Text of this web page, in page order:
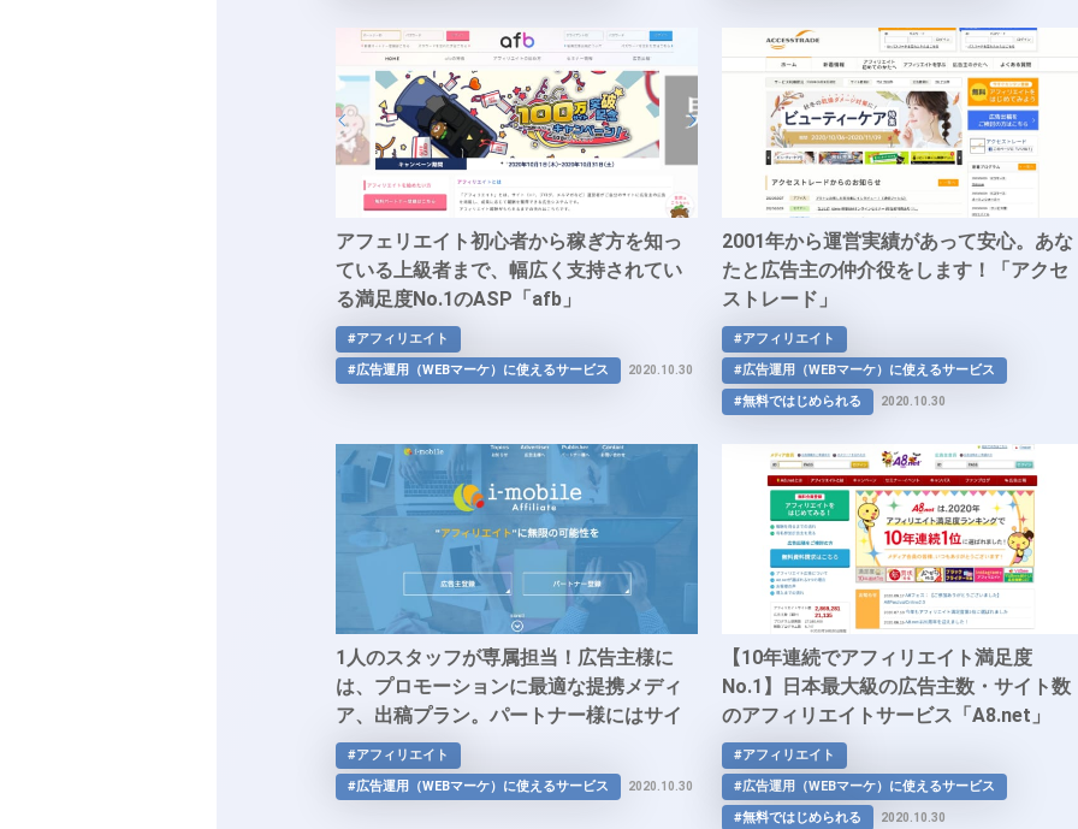
アフェリエイト初心者から稼ぎ方を知っ
ている上級者まで、幅広く支持されてい
る満足度No.1のASP「afb」
#アフィリエイト
#広告運用（WEBマーケ）に使えるサービス
2020.10.30
2001年から運営実績があって安心。あな
たと広告主の仲介役をします！「アクセ
ストレード」
#アフィリエイト
#広告運用（WEBマーケ）に使えるサービス
#無料ではじめられる
2020.10.30
1人のスタッフが専属担当！広告主様に
は、プロモーションに最適な提携メディ
ア、出稿プラン。パートナー様にはサイ
トやブログに合わせた最適な広告をご提
案。「i-mobile Affiliate」
#アフィリエイト
#広告運用（WEBマーケ）に使えるサービス
2020.10.30
【10年連続でアフィリエイト満足度
No.1】日本最大級の広告主数・サイト数
のアフィリエイトサービス「A8.net」
#アフィリエイト
#広告運用（WEBマーケ）に使えるサービス
#無料ではじめられる
2020.10.30